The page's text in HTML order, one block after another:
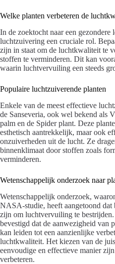
Welke planten verbeteren de
In de zoektocht naar een gezondere
luchtzuivering een cruciale rol.
zijn in staat om de luchtkwaliteit te
stoffen te verminderen. Dit kan
waarin luchtvervuiling een steeds
Populaire luchtzuiverende planten
Enkele van de meest effectieve
de Sanseveria, ook wel bekend als
palm en de Spider plant. Deze
esthetisch aantrekkelijk, maar ook
onzuiverheden uit de lucht. Ze
binnenklimaat door stoffen zoals
verminderen.
Wetenschappelijk onderzoek naar
Wetenschappelijk onderzoek,
NASA-studie, heeft aangetoond dat
zijn om luchtvervuiling te bestrijden.
bevestigd dat de aanwezigheid van
kan leiden tot een aanzienlijke
luchtkwaliteit. Het kiezen van de
eenvoudige en effectieve manier
verbeteren.